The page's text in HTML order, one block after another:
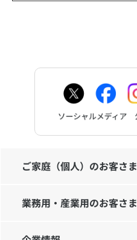
ご家庭（個人）のお客さま
業務用・産業用のお客さま